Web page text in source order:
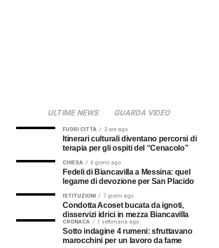
ULTIME NEWS GUARDA VIDEO
FUORI CITTÀ 2 ore ago
Itinerari culturali diventano percorsi di
terapia per gli ospiti del “Cenacolo”
CHIESA 6 giorni ago
Fedeli di Biancavilla a Messina: quel
legame di devozione per San Placido
ISTITUZIONI 7 giorni ago
Condotta Acoset bucata da ignoti,
disservizi idrici in mezza Biancavilla
CRONACA 1 settimana ago
Sotto indagine 4 rumeni: sfruttavano
marocchini per un lavoro da fame